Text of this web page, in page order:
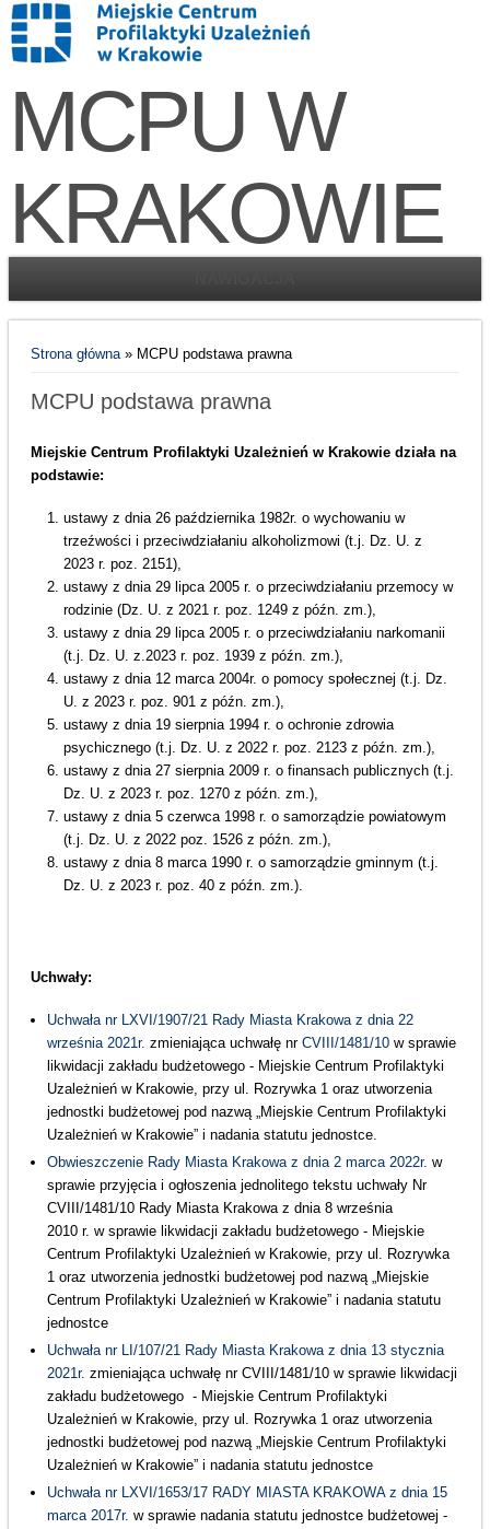
MCPU W
KRAKOWIE
Strona główna» MCPU podstawa prawna
MCPU podstawa prawna
Miejskie Centrum Profilaktyki Uzależnień w Krakowie działa na
podstawie:
ustawy z dnia 26 października 1982r. o wychowaniu w
trzeźwości i przeciwdziałaniu alkoholizmowi (t.j. Dz. U. z
2023 r. poz. 2151),
ustawy z dnia 29 lipca 2005 r. o przeciwdziałaniu przemocy w
rodzinie (Dz. U. z 2021 r. poz. 1249 z późn. zm.),
ustawy z dnia 29 lipca 2005 r. o przeciwdziałaniu narkomanii
(t.j. Dz. U. z.2023 r. poz. 1939 z późn. zm.),
ustawy z dnia 12 marca 2004r. o pomocy społecznej (t.j. Dz.
U. z 2023 r. poz. 901 z późn. zm.),
ustawy z dnia 19 sierpnia 1994 r. o ochronie zdrowia
psychicznego (t.j. Dz. U. z 2022 r. poz. 2123 z późn. zm.),
ustawy z dnia 27 sierpnia 2009 r. o finansach publicznych (t.j.
Dz. U. z 2023 r. poz. 1270 z późn. zm.),
ustawy z dnia 5 czerwca 1998 r. o samorządzie powiatowym
(t.j. Dz. U. z 2022 poz. 1526 z późn. zm.),
ustawy z dnia 8 marca 1990 r. o samorządzie gminnym (t.j.
Dz. U. z 2023 r. poz. 40 z późn. zm.).
Uchwały:
Uchwała nr LXVI/1907/21 Rady Miasta Krakowa z dnia 22
września 2021r. zmieniająca uchwałę nrCVIII/1481/10w sprawie
likwidacji zakładu budżetowego - Miejskie Centrum Profilaktyki
Uzależnień w Krakowie, przy ul. Rozrywka 1 oraz utworzenia
jednostki budżetowej pod nazwą „Miejskie Centrum Profilaktyki
Uzależnień w Krakowie” i nadania statutu jednostce.
Obwieszczenie Rady Miasta Krakowa z dnia 2 marca 2022r. w
sprawie przyjęcia i ogłoszenia jednolitego tekstu uchwały Nr
CVIII/1481/10 Rady Miasta Krakowa z dnia 8 września
2010 r. w sprawie likwidacji zakładu budżetowego - Miejskie
Centrum Profilaktyki Uzależnień w Krakowie, przy ul. Rozrywka
1 oraz utworzenia jednostki budżetowej pod nazwą „Miejskie
Centrum Profilaktyki Uzależnień w Krakowie” i nadania statutu
jednostce
Uchwała nr LI/107/21 Rady Miasta Krakowa z dnia 13 stycznia
2021r. zmieniająca uchwałę nr CVIII/1481/10 w sprawie likwidacji
zakładu budżetowego - Miejskie Centrum Profilaktyki
Uzależnień w Krakowie, przy ul. Rozrywka 1 oraz utworzenia
jednostki budżetowej pod nazwą „Miejskie Centrum Profilaktyki
Uzależnień w Krakowie” i nadania statutu jednostce
Uchwała nr LXVI/1653/17 RADY MIASTA KRAKOWA z dnia 15
marca 2017r. w sprawie nadania statutu jednostce budżetowej -